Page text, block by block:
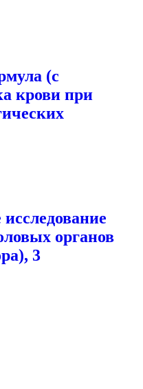
(с
крови при
органов
3